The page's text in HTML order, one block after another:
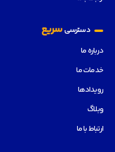
دسترسیسریع
درباره ما
خدمات ما
رویدادها
وبلاگ
ارتباط با ما